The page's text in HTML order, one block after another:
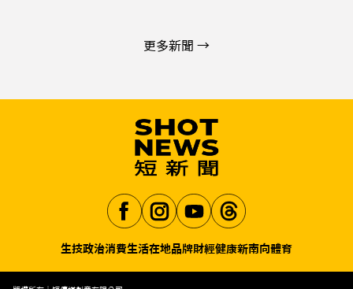
更多新聞 →
Aa
生技政治消費生活在地品牌財經健康新南向體育